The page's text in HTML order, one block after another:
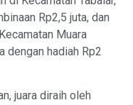
Rp2,5 juta, dan
Muara
dengan hadiah Rp2
juara diraih oleh